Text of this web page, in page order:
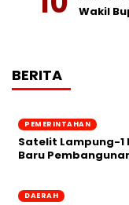
Wakil
BERITA
PEMERINTAHAN
Satelit Lampung-1
Baru
DAERAH